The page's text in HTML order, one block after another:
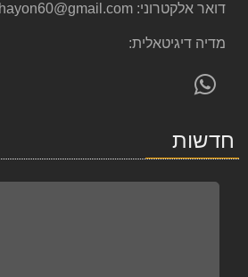
דואר אלקטרוני:
מדיה דיגיטאלית:
WhatsAppחדשות